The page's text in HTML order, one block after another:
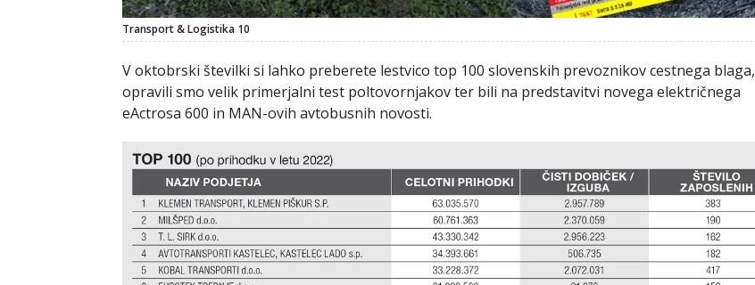
Transport & Logistika 10
V oktobrski številki si lahko preberete lestvico top 100 slovenskih prevoznikov cestnega blaga,
opravili smo velik primerjalni test poltovornjakov ter bili na predstavitvi novega električnega
eActrosa 600 in MAN-ovih avtobusnih novosti.